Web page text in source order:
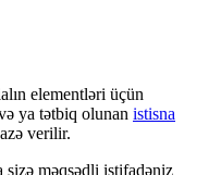
elementləri üçün
ya tətbiq olunan istisna
verilir.
məqsədli istifadəniz